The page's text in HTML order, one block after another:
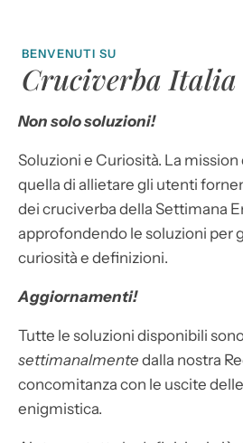
BENVENUTI SU
Cruciverba Italia
Non solo soluzioni!
Soluzioni e Curiosità. La
quella di allietare gli utenti
dei cruciverba della Settimana
approfondendo le soluzioni per
curiosità e definizioni.
Aggiornamenti!
Tutte le soluzioni disponibili
settimanalmente dalla nostra
concomitanza con le uscite
enigmistica.